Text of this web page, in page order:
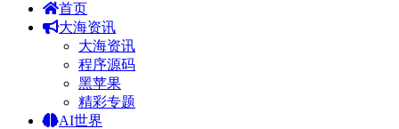
首页
大海资讯
大海资讯
程序源码
黑苹果
精彩专题
AI世界